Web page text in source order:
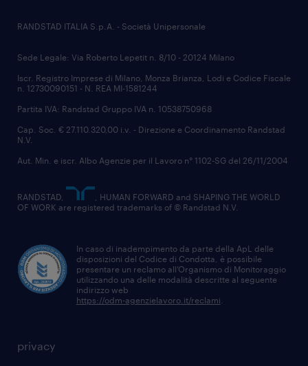
privacy
RANDSTAD ITALIA S.p.A. - Società Unipersonale
Sede Legale: Via Roberto Lepetit n. 8/10 - 20124 Milano
Iscr. Registro Imprese di Milano, Monza Brianza, Lodi e Codice Fiscale
n. 12730090151 - N. REA MI-1581244
Partita IVA: Randstad Gruppo IVA n. 10538750968
Cap. Soc. € 27.110.320,00 i.v. - Direzione e Coordinamento Randstad
N.V.
Aut. Min. e iscr. Albo Agenzie per il Lavoro n° 1102-SG del 26/11/2004
RANDSTAD,
, HUMAN FORWARD and SHAPING THE WORLD
OF WORK are registered trademarks of © Randstad N.V.
In caso di inadempimento da parte della ApL delle
disposizioni del Codice di Condotta, è possibile
presentare un reclamo all’Organismo di Monitoraggio
utilizzando una delle modalità descritte al seguente
indirizzo web
https://odm-agenzielavoro.it/reclami